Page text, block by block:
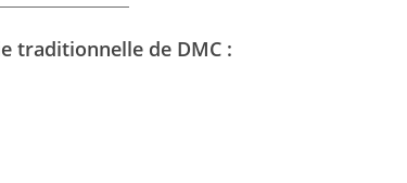
traditionnelle de DMC :